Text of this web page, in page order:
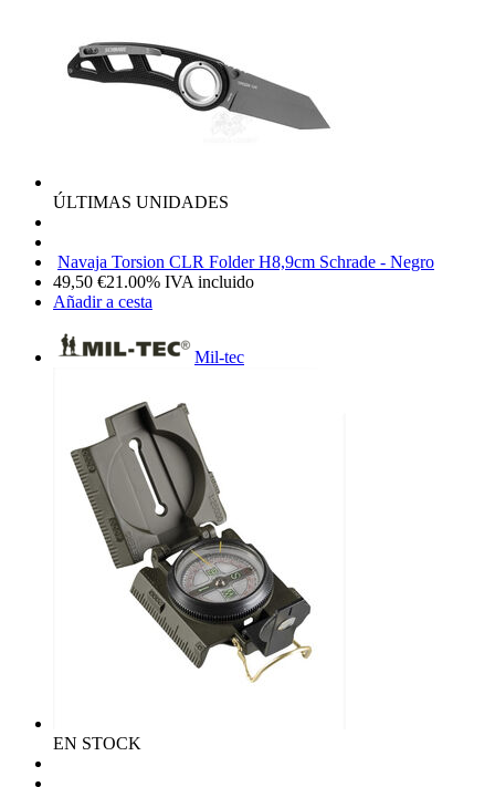
ÚLTIMAS UNIDADES
Navaja Torsion CLR Folder H8,9cm Schrade - Negro
49,50 €21.00% IVA incluido
Añadir a cesta
Mil-tec
EN STOCK